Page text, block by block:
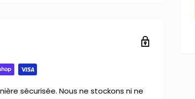
sécurisée. Nous ne stockons ni ne